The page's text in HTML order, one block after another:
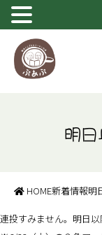
明
HOME新着情報明
連投すみません。明日以